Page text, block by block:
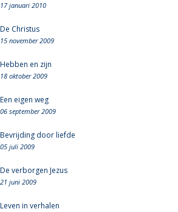
17 januari 2010
De Christus
15 november 2009
Hebben en zijn
18 oktober 2009
Een eigen weg
06 september 2009
Bevrijding door liefde
05 juli 2009
De verborgen Jezus
21 juni 2009
Leven in verhalen